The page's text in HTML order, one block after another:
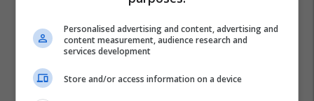
Personalised advertising and content, advertising and
content measurement, audience research and
services development
Store and/or access information on a device